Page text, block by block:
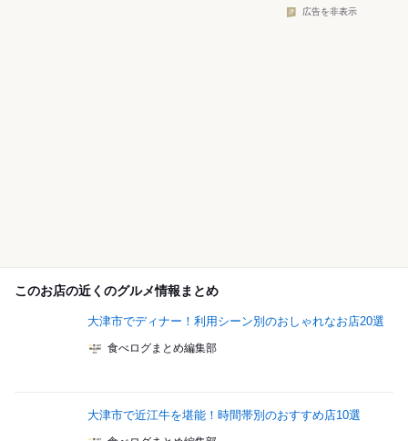
広告を非表示
このお店の近くのグルメ情報まとめ
大津市でディナー！利用シーン別のおしゃれなお店20選
食べログまとめ編集部
大津市で近江牛を堪能！時間帯別のおすすめ店10選